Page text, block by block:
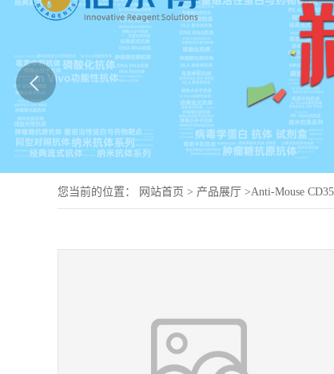
您当前的位置： 网站首页 > 产品展厅 >Anti-Mouse